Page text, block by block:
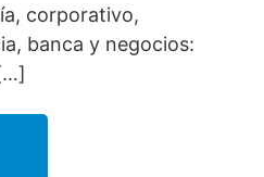
corporativo,
banca y negocios: